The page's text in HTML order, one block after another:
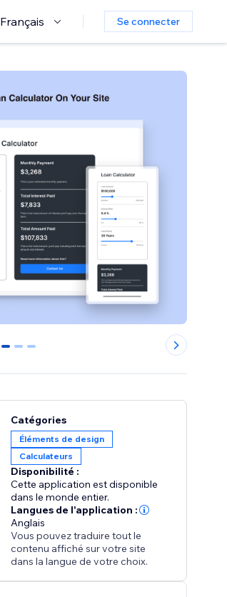
Français Se connecter
0 1 2
Catégories
Éléments de design
Calculateurs
Disponibilité :
Cette application est disponible
dans le monde entier.
Langues de l'application :
Anglais
Vous pouvez traduire tout le
contenu affiché sur votre site
dans la langue de votre choix.